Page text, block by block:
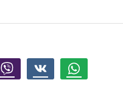
Viber Whatsapp